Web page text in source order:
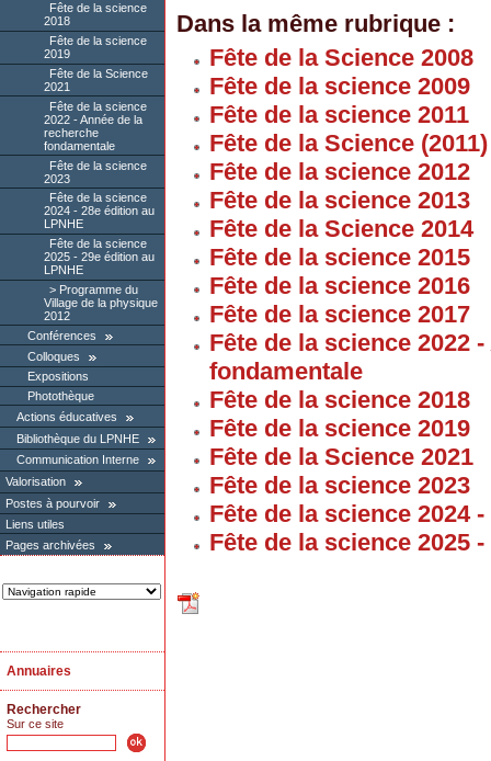
Fête de la science
2018
Fête de la science
2019
Fête de la Science
2021
Fête de la science
2022 - Année de la
recherche
fondamentale
Fête de la science
2023
Fête de la science
2024 - 28e édition au
LPNHE
Fête de la science
2025 - 29e édition au
LPNHE
Programme du
Village de la physique
2012
Conférences
Colloques
Expositions
Photothèque
Actions éducatives
Bibliothèque du LPNHE
Communication Interne
Valorisation
Postes à pourvoir
Liens utiles
Pages archivées
Annuaires
Rechercher
Sur ce site
Dans la même rubrique :
Fête de la Science 2008
Fête de la science 2009
Fête de la science 2011
Fête de la Science (2011)
Fête de la science 2012
Fête de la science 2013
Fête de la Science 2014
Fête de la science 2015
Fête de la science 2016
Fête de la science 2017
Fête de la science 2022
fondamentale
Fête de la science 2018
Fête de la science 2019
Fête de la Science 2021
Fête de la science 2023
Fête de la science 2024
Fête de la science 2025